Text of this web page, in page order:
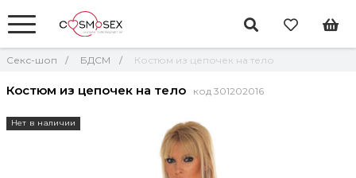
Секс-шоп БДСМ Костюм из цепочек на тело
Костюм из цепочек на тело код 301202016
Нет в наличии